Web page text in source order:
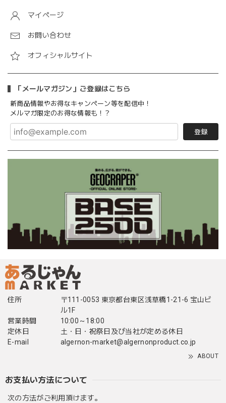
マイページ
お問い合わせ
オフィシャルサイト
「メールマガジン」ご登録はこちら
新商品情報やお得なキャンペーン等を配信中！
メルマガ限定のお得な情報も！？
登録
住所
〒111-0053 東京都台東区浅草橋1-21-6 宝山ビ
ル1F
営業時間
10:00～18:00
定休日
土・日・祝祭日及び当社が定める休日
E-mail
algernon-market@algernonproduct.co.jp
ABOUT
お支払い方法について
次の方法がご利用頂けます。